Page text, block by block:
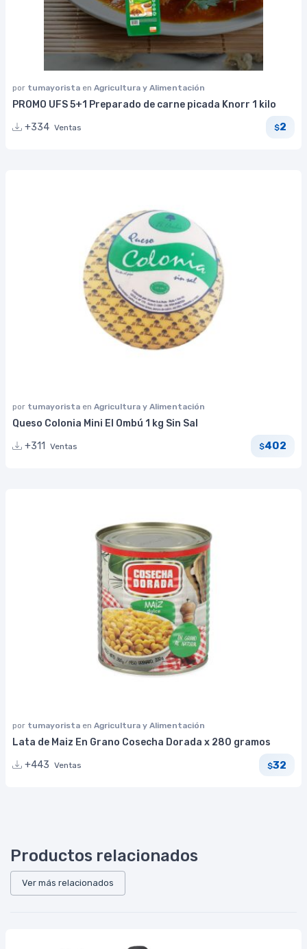
por tumayorista en Agricultura y Alimentación
PROMO UFS 5+1 Preparado de carne picada Knorr 1 kilo
+334 Ventas $2
por tumayorista en Agricultura y Alimentación
Queso Colonia Mini El Ombú 1 kg Sin Sal
+311
Ventas $402
por tumayorista en Agricultura y Alimentación
Lata de Maiz En Grano Cosecha Dorada x 280 gramos
+443 Ventas $32
Productos relacionados
Ver más relacionados